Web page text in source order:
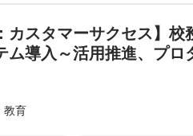
カスタマーサクセス】
ム導入～活用推進、プロ
教育